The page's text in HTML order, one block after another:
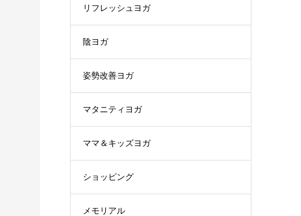
リフレッシュヨガ
陰ヨガ
姿勢改善ヨガ
マタニティヨガ
ママ＆キッズヨガ
ショッピング
メモリアル